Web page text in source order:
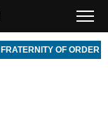
FRATERNITY OF ORDER